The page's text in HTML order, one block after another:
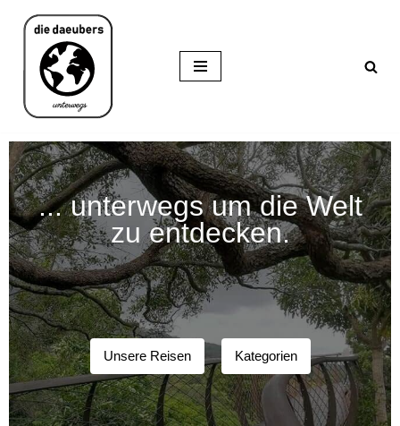
Inhalt
springen
... unterwegs um die Welt
zu entdecken.
Unsere Reisen Kategorien